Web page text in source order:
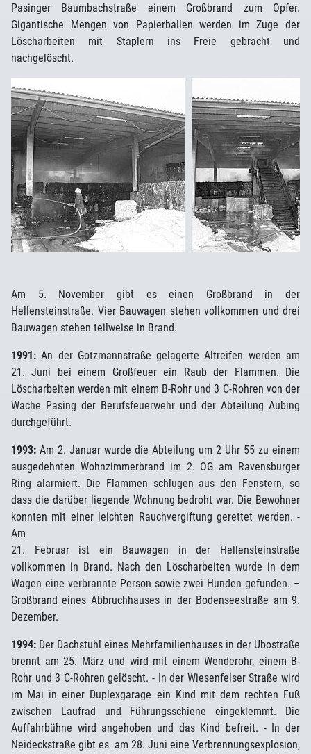
Pasinger Baumbachstraße einem Großbrand zum Opfer.
Gigantische Mengen von Papierballen werden im Zuge der
Löscharbeiten mit Staplern ins Freie gebracht und
nachgelöscht.
Am 5. November gibt es einen Großbrand in der
Hellensteinstraße. Vier Bauwagen stehen vollkommen und drei
Bauwagen stehen teilweise in Brand.
1991: An der Gotzmannstraße gelagerte Altreifen werden am
21. Juni bei einem Großfeuer ein Raub der Flammen. Die
Löscharbeiten werden mit einem B-Rohr und 3 C-Rohren von der
Wache Pasing der Berufsfeuerwehr und der Abteilung Aubing
durchgeführt.
1993: Am 2. Januar wurde die Abteilung um 2 Uhr 55 zu einem
ausgedehnten Wohnzimmerbrand im 2. OG am Ravensburger
Ring alarmiert. Die Flammen schlugen aus den Fenstern, so
dass die darüber liegende Wohnung bedroht war. Die Bewohner
konnten mit einer leichten Rauchvergiftung gerettet werden. -
Am
21. Februar ist ein Bauwagen in der Hellensteinstraße
vollkommen in Brand. Nach den Löscharbeiten wurde in dem
Wagen eine verbrannte Person sowie zwei Hunden gefunden. –
Großbrand eines Abbruchhauses in der Bodenseestraße am 9.
Dezember.
1994: Der Dachstuhl eines Mehrfamilienhauses in der Ubostraße
brennt am 25. März und wird mit einem Wenderohr, einem B-
Rohr und 3 C-Rohren gelöscht. - In der Wiesenfelser Straße wird
im Mai in einer Duplexgarage ein Kind mit dem rechten Fuß
zwischen Laufrad und Führungsschiene eingeklemmt. Die
Auffahrbühne wird angehoben und das Kind befreit. - In der
Neideckstraße gibt es am 28. Juni eine Verbrennungsexplosion,